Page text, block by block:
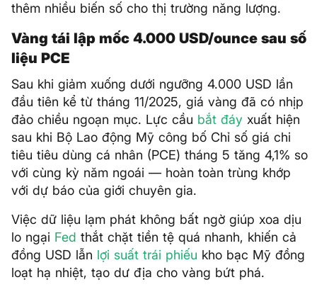
thêm nhiều biến số cho thị trường năng lượng.
Vàng tái lập mốc 4.000 USD/ounce sau số
liệu PCE
Sau khi giảm xuống dưới ngưỡng 4.000 USD lần
đầu tiên kể từ tháng 11/2025, giá vàng đã có nhịp
đảo chiều ngoạn mục. Lực cầu bắt đáy xuất hiện
sau khi Bộ Lao động Mỹ công bố Chỉ số giá chi
tiêu tiêu dùng cá nhân (PCE) tháng 5 tăng 4,1% so
với cùng kỳ năm ngoái — hoàn toàn trùng khớp
với dự báo của giới chuyên gia.
Việc dữ liệu lạm phát không bất ngờ giúp xoa dịu
lo ngại Fed thắt chặt tiền tệ quá nhanh, khiến cả
đồng USD lẫn lợi suất trái phiếu kho bạc Mỹ đồng
loạt hạ nhiệt, tạo dư địa cho vàng bứt phá.